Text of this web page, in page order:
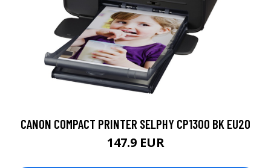
CANON COMPACT PRINTER SELPHY CP1300 BK EU20
147.9 EUR